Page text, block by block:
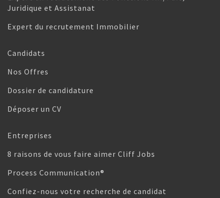
Juridique et Assistanat
Expert du recrutement Immobilier
Candidats
Nos Offres
Dossier de candidature
Déposer un CV
Entreprises
8 raisons de vous faire aimer Cliff Jobs
Process Communication®
Confiez-nous votre recherche de candidat